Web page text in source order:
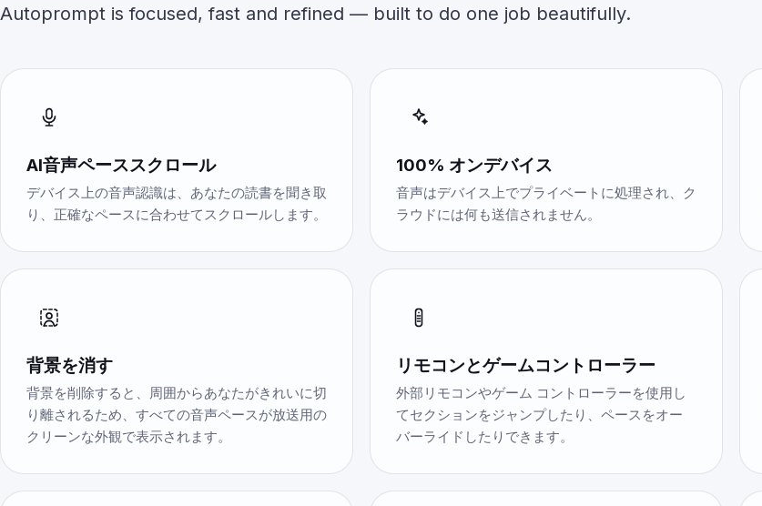
Autoprompt is focused, fast and refined — built to do one job beautifully.
AI音声ペーススクロール
デバイス上の音声認識は、あなたの読書を聞き取
り、正確なペースに合わせてスクロールします。
100% オンデバイス
音声はデバイス上でプライベートに処理され、ク
ラウドには何も送信されません。
背景を消す
背景を削除すると、周囲からあなたがきれいに切
り離されるため、すべての音声ペースが放送用の
クリーンな外観で表示されます。
リモコンとゲームコントローラー
外部リモコンやゲーム コントローラーを使用し
てセクションをジャンプしたり、ペースをオー
バーライドしたりできます。